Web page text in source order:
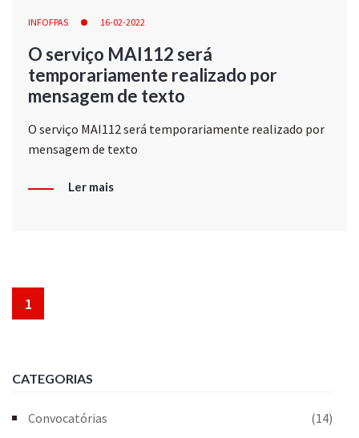
INFOFPAS 16-02-2022
O serviço MAI112 será
temporariamente realizado por
mensagem de texto
O serviço MAI112 será temporariamente realizado por
mensagem de texto
Ler mais
1
CATEGORIAS
Convocatórias
(14)